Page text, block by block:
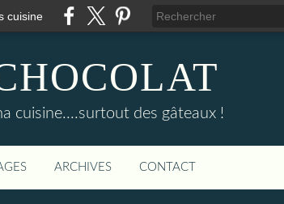
cuisine
cuisine....surtout des gâteaux !
ARCHIVES CONTACT